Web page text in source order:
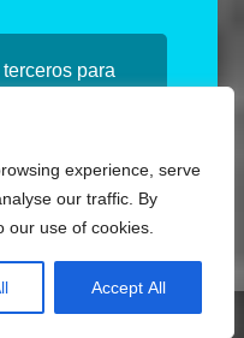
para
su uso.
Política de
experience, serve
our traffic. By
our use of cookies.
Accept All
de Miguel